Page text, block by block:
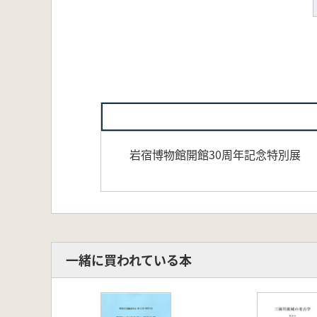
岩宿博物館開館30周年記念特別展
一緒に買われている本